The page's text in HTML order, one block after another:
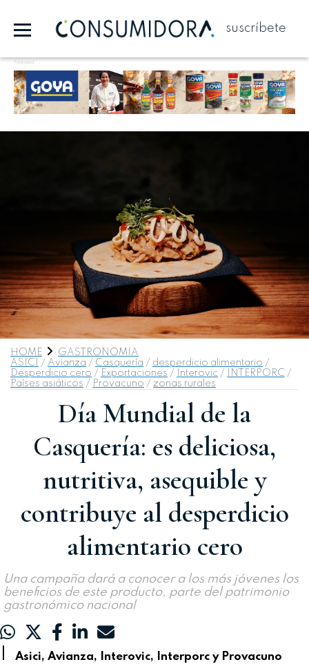
suscríbete
Publicidad
HOME
GASTRONOMIA
ASICI
/ Avianza / Casquería / desperdicio alimentario /
Desperdicio cero / Exportaciones / Interovic / INTERPORC /
Países asiáticos / Provacuno / zonas rurales
Día Mundial de la
Casquería: es deliciosa,
nutritiva, asequible y
contribuye al desperdicio
alimentario cero
Una campaña dará a conocer a los más jóvenes los
beneficios de este producto, parte del patrimonio
gastronómico nacional
Asici, Avianza, Interovic, Interporc y Provacuno